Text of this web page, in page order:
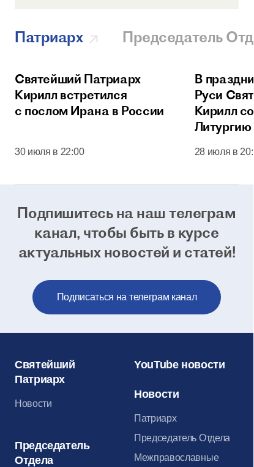
Патриарх Председатель
Святейший Патриарх
Кирилл встретился
с послом Ирана в России
30 июля в 22:00
В
Руси
Кирилл
Кремля
28 июля в
Подпишитесь на наш телеграм
канал, чтобы быть в курсе
актуальных новостей и статей!
Подписаться на телеграм канал
Святейший
Патриарх
Новости
Председатель
Отдела
YouTube новости
Новости
Патриарх
Председатель Отдела
Межправославные